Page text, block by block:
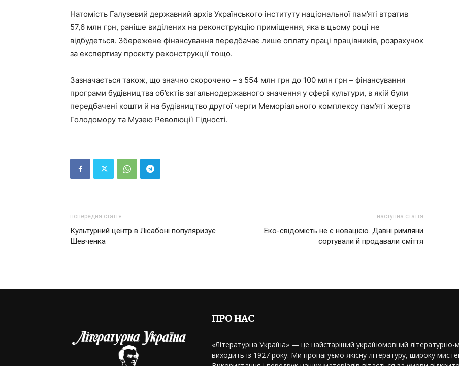
Натомість Галузевий державний архів Українського інституту національної пам’яті втратив
57,6 млн грн, раніше виділених на реконструкцію приміщення, яка в цьому році не
відбудеться. Збережене фінансування передбачає лише оплату праці працівників, розрахунок
за експертизу проєкту реконструкції тощо.
Зазначається також, що значно скорочено – з 554 млн грн до 100 млн грн – фінансування
програми будівництва об’єктів загальнодержавного значення у сфері культури, в якій були
передбачені кошти й на будівництво другої черги Меморіального комплексу пам’яті жертв
Голодомору та Музею Революції Гідності.
попередня стаття
Культурний центр в Лісабоні популяризує
Шевченка
наступна стаття
Еко-свідомість не є новацією. Давні римляни
сортували й продавали сміття
ПРО НАС
«Літературна Україна» — це найстаріший україномовний
виходить із 1927 року. Ми пропагуємо якісну літературу, широку